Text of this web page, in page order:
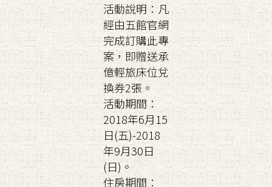
活動說明：凡
經由五館官網
完成訂購此專
案，即贈送承
億輕旅床位兌
換券2張。
活動期間：
2018年6月15
日(五)-2018
年9月30日
(日)。
住房期間：